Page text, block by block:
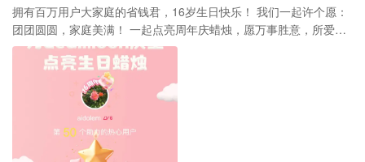
拥有百万用户大家庭的省钱君，16岁生日快乐！ 我们一起许个愿：
团团圆圆，家庭美满！ 一起点亮周年庆蜡烛，愿万事胜意，所爱之
人都在身边！